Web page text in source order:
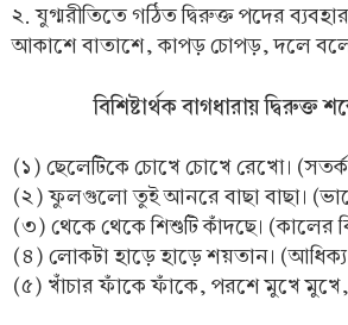
২. যুগ্মরীতিতে গঠিত দ্বিরুক্ত পদের
আকাশে বাতাশে, কাপড় চোপড়, দলে বলে
বিশিষ্টার্থক বাগধারায় দ্বিরুক্ত
(১) ছেলেটিকে চোখে চোখে রেখো।
(২) ফুলগুলো তুই আনরে বাছা বাছা।
(৩) থেকে থেকে শিশুটি কাঁদছে। (কালের
(৪) লোকটা হাড়ে হাড়ে শয়তান।
(৫) খাঁচার ফাঁকে ফাঁকে, পরশে মুখে